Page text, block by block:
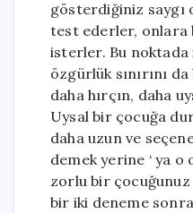
gösterdiğiniz saygı
test ederler, onlara
isterler. Bu noktada
özgürlük sınırını
daha hırçın, daha
Uysal bir çocuğa
daha uzun ve
demek yerine ‘ ya
zorlu bir çocuğunuz
bir iki deneme